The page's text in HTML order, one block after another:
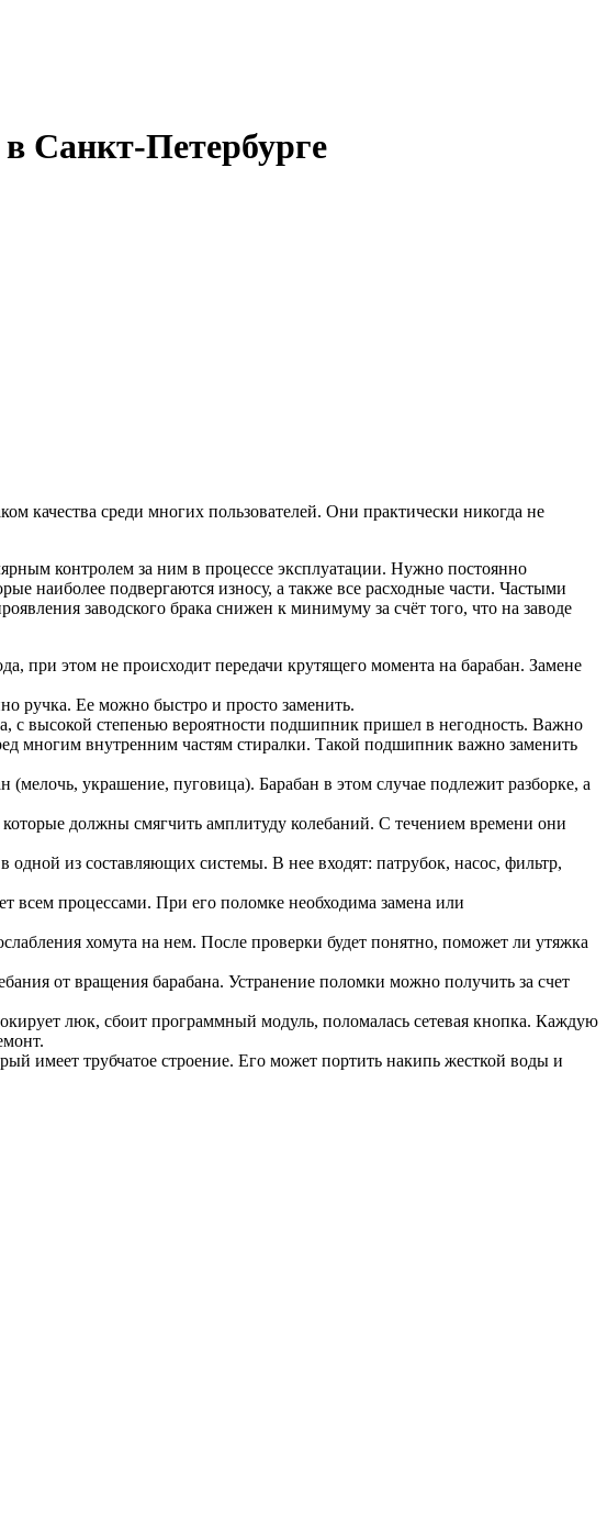
Санкт-Петербурге
качества среди многих пользователей. Они практически никогда не
контролем за ним в процессе эксплуатации. Нужно постоянно
наиболее подвергаются износу, а также все расходные части. Частыми
заводского брака снижен к минимуму за счёт того, что на заводе
при этом не происходит передачи крутящего момента на барабан. Замене
ручка. Ее можно быстро и просто заменить.
с высокой степенью вероятности подшипник пришел в негодность. Важно
многим внутренним частям стиралки. Такой подшипник важно заменить
украшение, пуговица). Барабан в этом случае подлежит разборке, а
должны смягчить амплитуду колебаний. С течением времени они
из составляющих системы. В нее входят: патрубок, насос, фильтр,
всем процессами. При его поломке необходима замена или
хомута на нем. После проверки будет понятно, поможет ли утяжка
от вращения барабана. Устранение поломки можно получить за счет
люк, сбоит программный модуль, поломалась сетевая кнопка. Каждую
имеет трубчатое строение. Его может портить накипь жесткой воды и